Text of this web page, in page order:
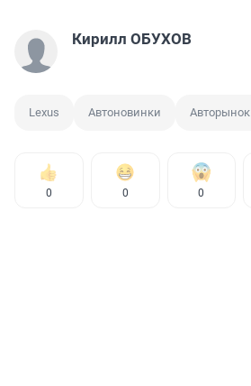
Кирилл ОБУХОВ
Lexus Автоновинки Авторынок
0 0 0